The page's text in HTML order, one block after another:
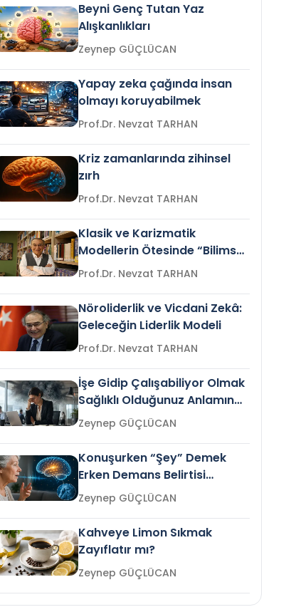
Beyni Genç Tutan Yaz
Alışkanlıkları
Zeynep GÜÇLÜCAN
Yapay zeka çağında insan
olmayı koruyabilmek
Prof.Dr. Nevzat TARHAN
Kriz zamanlarında zihinsel
zırh
Prof.Dr. Nevzat TARHAN
Klasik ve Karizmatik
Modellerin Ötesinde “Bilimsel
Liderlik”
Prof.Dr. Nevzat TARHAN
Nöroliderlik ve Vicdani Zekâ:
Geleceğin Liderlik Modeli
Prof.Dr. Nevzat TARHAN
İşe Gidip Çalışabiliyor Olmak
Sağlıklı Olduğunuz Anlamına
Gelir mi?Zeynep GÜÇLÜCAN
Konuşurken “Şey” Demek
Erken Demans Belirtisi
Olabilir mi?Zeynep GÜÇLÜCAN
Kahveye Limon Sıkmak
Zayıflatır mı?
Zeynep GÜÇLÜCAN